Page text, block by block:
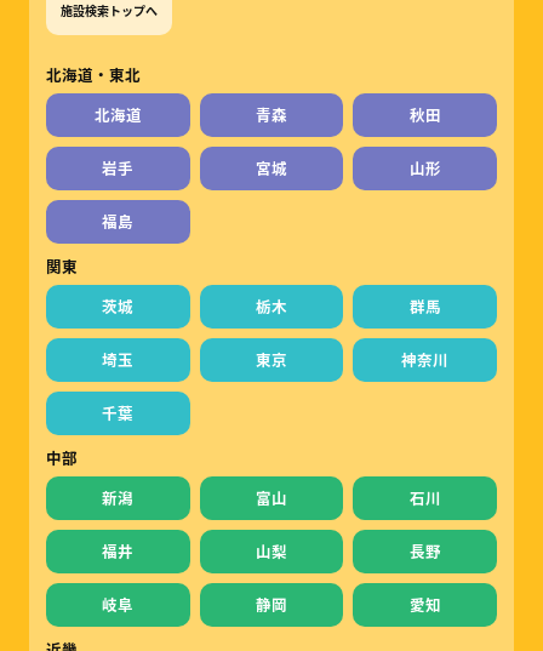
施設検索トップへ
北海道・東北
北海道
青森 秋田
岩手 宮城 山形
福島
関東
茨城
栃木 群馬
埼玉 東京 神奈川
千葉
中部
新潟
富山 石川
福井 山梨 長野
岐阜 静岡
愛知